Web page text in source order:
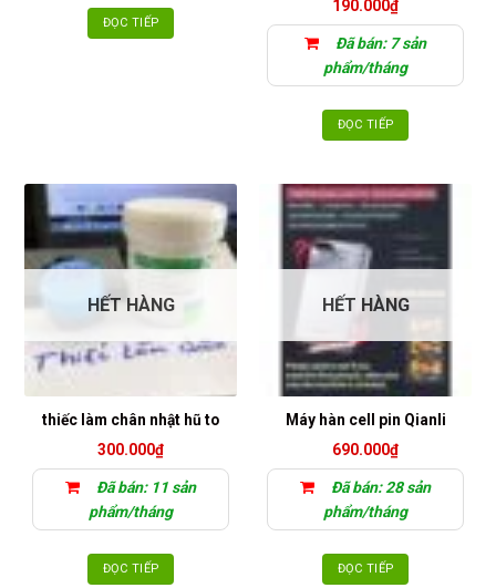
ĐỌC TIẾP
190.000₫
Đã bán: 7 sản
phẩm/tháng
ĐỌC TIẾP
HẾT HÀNG
thiếc làm chân nhật hũ to
300.000₫
Đã bán: 11 sản
phẩm/tháng
ĐỌC TIẾP
HẾT HÀNG
Máy hàn cell pin Qianli
690.000₫
Đã bán: 28 sản
phẩm/tháng
ĐỌC TIẾP